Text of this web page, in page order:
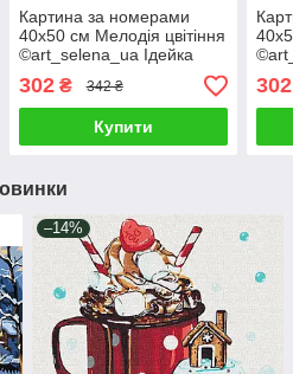
Картина за номерами
40х50 см Мелодія цвітіння
©art_selena_ua Ідейка
302₴ 342 ₴
Купити
302
–14%